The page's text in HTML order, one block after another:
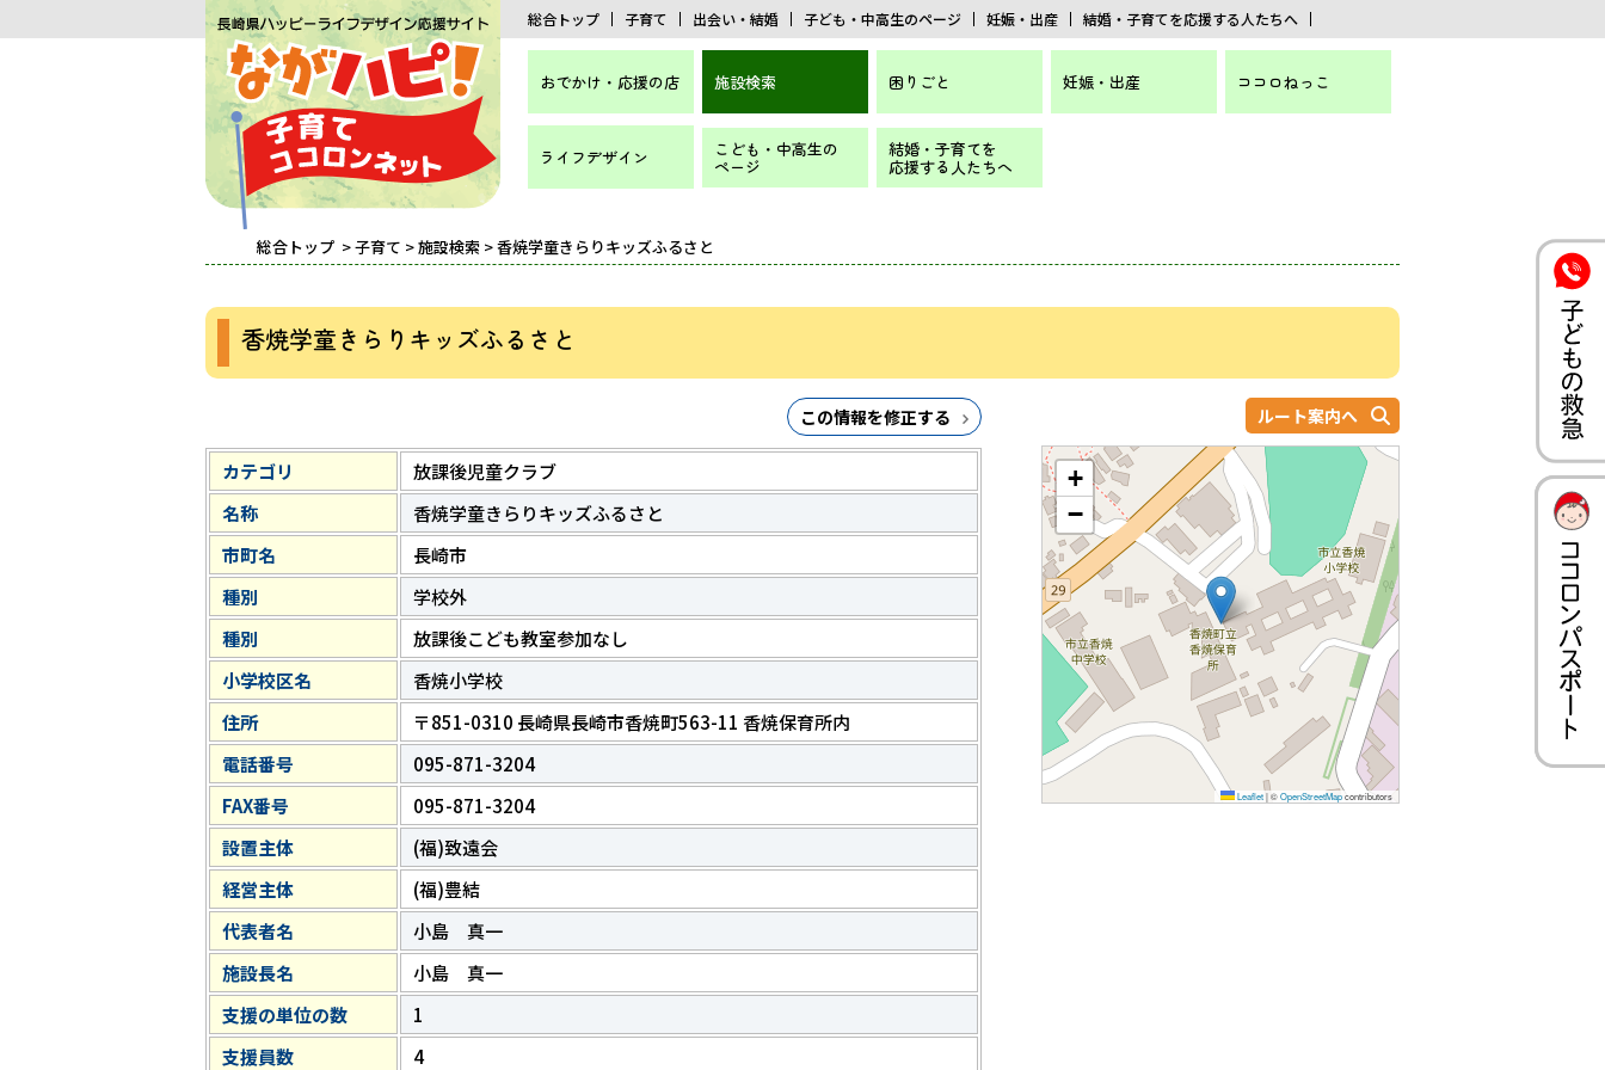
総合トップ 子育て 出会い・結婚 子ども・中高生のページ 妊娠・出産 結婚・子育てを応援する人たちへ
おでかけ・応援の店 施設検索 困りごと 妊娠・出産 ココロねっこ
ライフデザイン こども・中高生の
ページ
結婚・子育てを
応援する人たちへ
総合トップ >子育て >施設検索 > 香焼学童きらりキッズふるさと
香焼学童きらりキッズふるさと
この情報を修正する
カテゴリ
放課後児童クラブ
名称
香焼学童きらりキッズふるさと
市町名
長崎市
種別
学校外
種別
放課後こども教室参加なし
小学校区名
香焼小学校
住所
〒851-0310 長崎県長崎市香焼町563-11 香焼保育所内
電話番号
095-871-3204
FAX番号
095-871-3204
設置主体
(福)致遠会
経営主体
(福)豊結
代表者名
小島 真一
施設長名
小島 真一
支援の単位の数
1
支援員数
4
ルート案内へ
+
−
Leaflet|©OpenStreetMapcontributors